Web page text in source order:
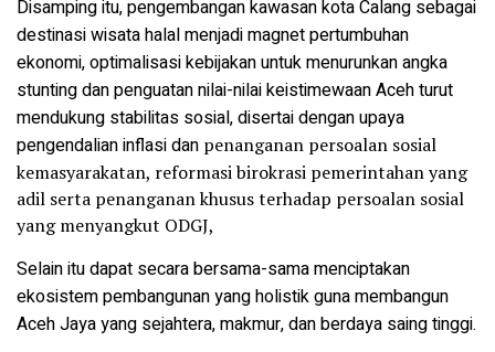
Disamping itu, pengembangan kawasan kota Calang sebagai
destinasi wisata halal menjadi magnet pertumbuhan
ekonomi, optimalisasi kebijakan untuk menurunkan angka
stunting dan penguatan nilai-nilai keistimewaan Aceh turut
mendukung stabilitas sosial, disertai dengan upaya
pengendalian inflasi dan penanganan persoalan sosial
kemasyarakatan, reformasi birokrasi pemerintahan yang
adil serta penanganan khusus terhadap persoalan sosial
yang menyangkut ODGJ,
Selain itu dapat secara bersama-sama menciptakan
ekosistem pembangunan yang holistik guna membangun
Aceh Jaya yang sejahtera, makmur, dan berdaya saing tinggi.